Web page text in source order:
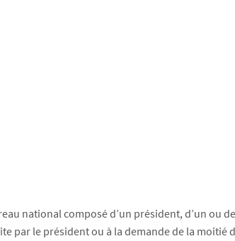
national composé d’un président, d’un ou
par le président ou à la demande de la